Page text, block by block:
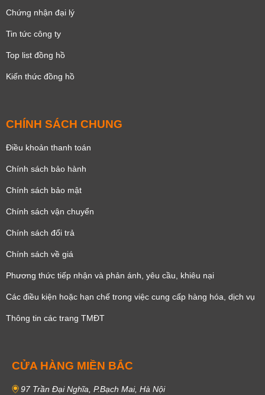
Chứng nhận đại lý
Tin tức công ty
Top list đồng hồ
Kiến thức đồng hồ
CHÍNH SÁCH CHUNG
Điều khoản thanh toán
Chính sách bảo hành
Chính sách bảo mật
Chính sách vận chuyển
Chính sách đổi trả
Chính sách về giá
Phương thức tiếp nhận và phản ánh, yêu cầu, khiêu nại
Các điều kiện hoặc hạn chế trong việc cung cấp hàng hóa, dịch vụ
Thông tin các trang TMĐT
CỬA HÀNG MIỀN BẮC
97 Trần Đại Nghĩa, P.Bạch Mai, Hà Nội